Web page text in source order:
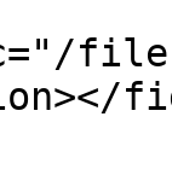
files/